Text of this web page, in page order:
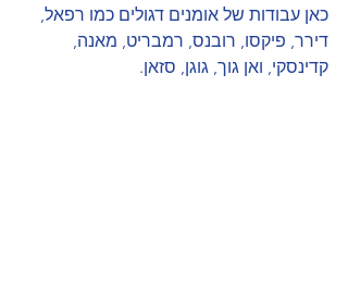
כאן עבודות של אומנים דגולים כמו רפאל,
דירר, פיקסו, רובנס, רמבריט, מאנה,
קדינסקי, ואן גוך, גוגן, סזאן.